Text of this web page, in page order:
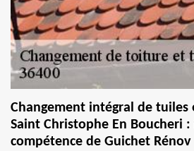
Changement intégral de tuiles
Saint Christophe En Boucheri
compétence de Guichet Rénov